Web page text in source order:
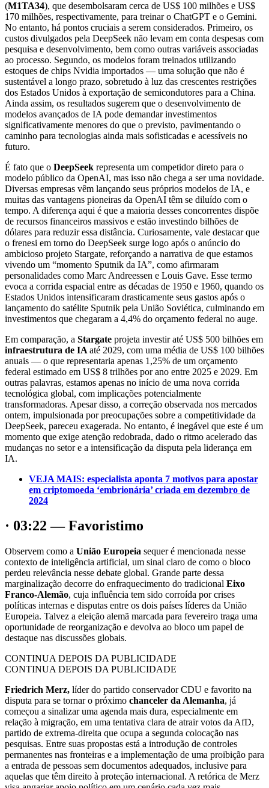
(M1TA34), que desembolsaram cerca de US$ 100 milhões e US$
170 milhões, respectivamente, para treinar o ChatGPT e o Gemini.
No entanto, há pontos cruciais a serem considerados. Primeiro, os
custos divulgados pela DeepSeek não levam em conta despesas com
pesquisa e desenvolvimento, bem como outras variáveis associadas
ao processo. Segundo, os modelos foram treinados utilizando
estoques de chips Nvidia importados — uma solução que não é
sustentável a longo prazo, sobretudo à luz das crescentes restrições
dos Estados Unidos à exportação de semicondutores para a China.
Ainda assim, os resultados sugerem que o desenvolvimento de
modelos avançados de IA pode demandar investimentos
significativamente menores do que o previsto, pavimentando o
caminho para tecnologias ainda mais sofisticadas e acessíveis no
futuro.
É fato que o DeepSeek representa um competidor direto para o
modelo público da OpenAI, mas isso não chega a ser uma novidade.
Diversas empresas vêm lançando seus próprios modelos de IA, e
muitas das vantagens pioneiras da OpenAI têm se diluído com o
tempo. A diferença aqui é que a maioria desses concorrentes dispõe
de recursos financeiros massivos e estão investindo bilhões de
dólares para reduzir essa distância. Curiosamente, vale destacar que
o frenesi em torno do DeepSeek surge logo após o anúncio do
ambicioso projeto Stargate, reforçando a narrativa de que estamos
vivendo um “momento Sputnik da IA”, como afirmaram
personalidades como Marc Andreessen e Louis Gave. Esse termo
evoca a corrida espacial entre as décadas de 1950 e 1960, quando os
Estados Unidos intensificaram drasticamente seus gastos após o
lançamento do satélite Sputnik pela União Soviética, culminando em
investimentos que chegaram a 4,4% do orçamento federal no auge.
Em comparação, a Stargate projeta investir até US$ 500 bilhões em
infraestrutura de IA até 2029, com uma média de US$ 100 bilhões
anuais — o que representaria apenas 1,25% de um orçamento
federal estimado em US$ 8 trilhões por ano entre 2025 e 2029. Em
outras palavras, estamos apenas no início de uma nova corrida
tecnológica global, com implicações potencialmente
transformadoras. Apesar disso, a correção observada nos mercados
ontem, impulsionada por preocupações sobre a competitividade da
DeepSeek, pareceu exagerada. No entanto, é inegável que este é um
momento que exige atenção redobrada, dado o ritmo acelerado das
mudanças no setor e a intensificação da disputa pela liderança em
IA.
VEJA MAIS: especialista aponta 7 motivos para apostar
em criptomoeda ‘embrionária’ criada em dezembro de
2024
· 03:22 — Favoristimo
Observem como a União Europeia sequer é mencionada nesse
contexto de inteligência artificial, um sinal claro de como o bloco
perdeu relevância nesse debate global. Grande parte dessa
marginalização decorre do enfraquecimento do tradicional Eixo
Franco-Alemão, cuja influência tem sido corroída por crises
políticas internas e disputas entre os dois países líderes da União
Europeia. Talvez a eleição alemã marcada para fevereiro traga uma
oportunidade de reorganização e devolva ao bloco um papel de
destaque nas discussões globais.
CONTINUA DEPOIS DA PUBLICIDADE
CONTINUA DEPOIS DA PUBLICIDADE
Friedrich Merz, líder do partido conservador CDU e favorito na
disputa para se tornar o próximo chanceler da Alemanha, já
começou a sinalizar uma agenda mais dura, especialmente em
relação à migração, em uma tentativa clara de atrair votos da AfD,
partido de extrema-direita que ocupa a segunda colocação nas
pesquisas. Entre suas propostas está a introdução de controles
permanentes nas fronteiras e a implementação de uma proibição para
a entrada de pessoas sem documentos adequados, inclusive para
aquelas que têm direito à proteção internacional. A retórica de Merz